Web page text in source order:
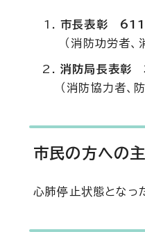
市長表彰
（消防功労者
消防局長表
（消防協力者、
市民の方への
心肺停止状態となっ